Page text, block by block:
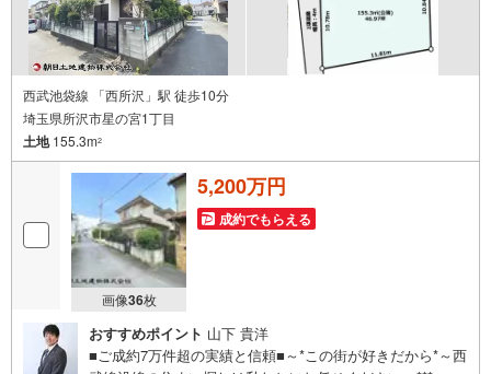
西武池袋線 「西所沢」駅 徒歩10分
埼玉県所沢市星の宮1丁目
土地155.3m2
画像36枚
5,200万円
成約でもらえる
おすすめポイント 山下 貴洋
■ご成約7万件超の実績と信頼■～*この街が好きだから*～西